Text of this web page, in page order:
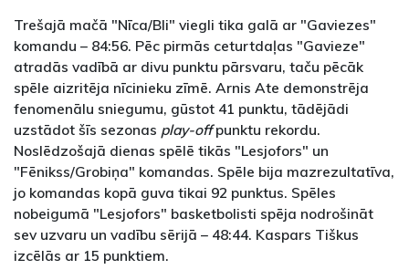
Trešajā mačā "Nīca/Bli" viegli tika galā ar "Gaviezes"
komandu – 84:56. Pēc pirmās ceturtdaļas "Gavieze"
atradās vadībā ar divu punktu pārsvaru, taču pēcāk
spēle aizritēja nīcinieku zīmē. Arnis Ate demonstrēja
fenomenālu sniegumu, gūstot 41 punktu, tādējādi
uzstādot šīs sezonas play-offpunktu rekordu.
Noslēdzošajā dienas spēlē tikās "Lesjofors" un
"Fēnikss/Grobiņa" komandas. Spēle bija mazrezultatīva,
jo komandas kopā guva tikai 92 punktus. Spēles
nobeigumā "Lesjofors" basketbolisti spēja nodrošināt
sev uzvaru un vadību sērijā – 48:44. Kaspars Tiškus
izcēlās ar 15 punktiem.